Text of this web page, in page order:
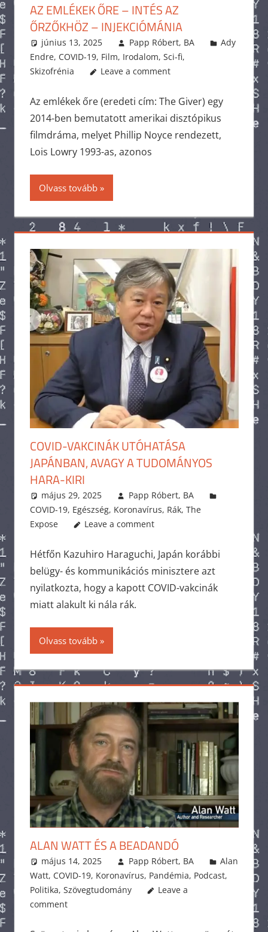
AZ EMLÉKEK ŐRE – INTÉS AZ
ŐRZŐKHÖZ – INJEKCIÓMÁNIA
június 13, 2025 Papp Róbert, BA
Ady
Endre, COVID-19, Film, Irodalom, Sci-fi,
Skizofrénia
Leave a comment
Az emlékek őre (eredeti cím: The Giver) egy
2014-ben bemutatott amerikai disztópikus
filmdráma, melyet Phillip Noyce rendezett,
Lois Lowry 1993-as, azonos
Olvass tovább
COVID-VAKCINÁK UTÓHATÁSA
JAPÁNBAN, AVAGY A TUDOMÁNYOS
HARA-KIRI
május 29, 2025
Papp Róbert, BA
COVID-19, Egészség, Koronavírus, Rák, The
Expose
Leave a comment
Hétfőn Kazuhiro Haraguchi, Japán korábbi
belügy- és kommunikációs minisztere azt
nyilatkozta, hogy a kapott COVID-vakcinák
miatt alakult ki nála rák.
Olvass tovább
ALAN WATT ÉS A BEADANDÓ
május 14, 2025 Papp Róbert, BA
Alan
Watt, COVID-19, Koronavírus, Pandémia, Podcast,
Politika, Szövegtudomány
Leave a
comment